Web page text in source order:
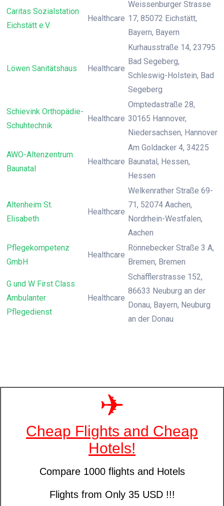
Caritas Sozialstation
Eichstätt e.V.
Healthcare
Weissenburger Strasse
17, 85072 Eichstätt,
Bayern, Bayern
Löwen Sanitätshaus Healthcare
Kurhausstraße 14, 23795
Bad Segeberg,
Schleswig-Holstein, Bad
Segeberg
Schievink Orthopädie-
Schuhtechnik
Healthcare
Omptedastraße 28,
30165 Hannover,
Niedersachsen, Hannover
AWO-Altenzentrum
Baunatal
Healthcare
Am Goldacker 4, 34225
Baunatal, Hessen,
Hessen
Altenheim St.
Elisabeth
Healthcare
Welkenrather Straße 69-
71, 52074 Aachen,
Nordrhein-Westfalen,
Aachen
Pflegekompetenz
GmbH
Healthcare
Rönnebecker Straße 3 A,
Bremen, Bremen
G und W First Class
Ambulanter
Pflegedienst
Healthcare
Schäfflerstrasse 152,
86633 Neuburg an der
Donau, Bayern, Neuburg
an der Donau